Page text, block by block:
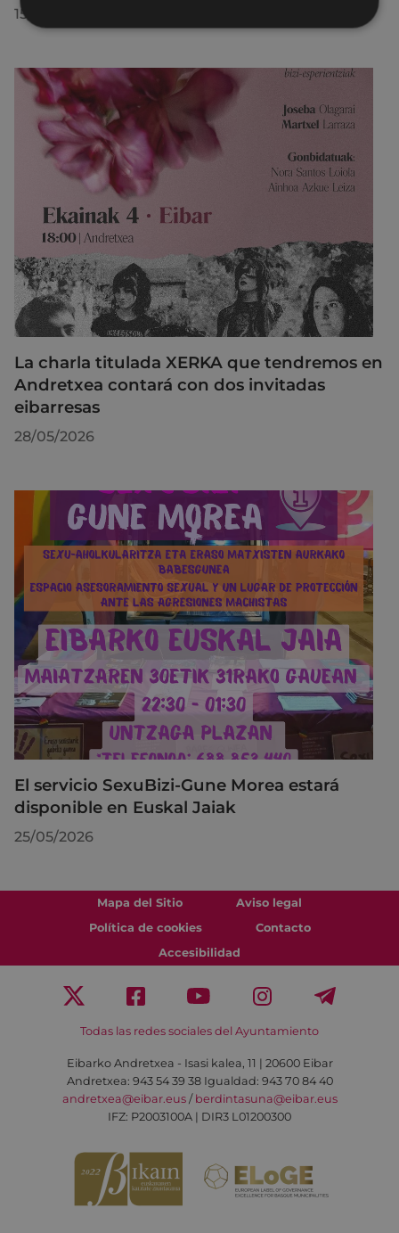
15/06/2026
La charla titulada XERKA que tendremos en
Andretxea contará con dos invitadas
eibarresas
28/05/2026
El servicio SexuBizi-Gune Morea estará
disponible en Euskal Jaiak
25/05/2026
Mapa del Sitio
Aviso legal
Política de cookies
Contacto
Accesibilidad
Todas las redes sociales del Ayuntamiento
Eibarko Andretxea - Isasi kalea, 11 | 20600 Eibar
Andretxea: 943 54 39 38 Igualdad: 943 70 84 40
andretxea@eibar.eus/ berdintasuna@eibar.eus
IFZ: P2003100A | DIR3 L01200300